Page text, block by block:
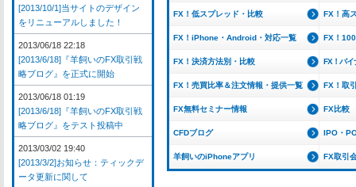
FX！低スプレッド・比較 FX！高
FX！iPhone・Android・対応一覧 FX！
FX！決済方法別・比較 FX！バイ
FX！売買比率＆注文情報・提供一覧 FX！取
FX無料セミナー情報 FX比較
CFDブログ IPO・
羊飼いのiPhoneアプリ FX取引
[2013/10/1]当サイトのデザイン
をリニューアルしました！
2013/06/18 22:18
[2013/6/18]『羊飼いのFX取引戦
略ブログ』を正式に開始
2013/06/18 01:19
[2013/6/18]『羊飼いのFX取引戦
略ブログ』をテスト投稿中
2013/03/02 19:40
[2013/3/2]お知らせ：ティックデ
ータ更新に関して